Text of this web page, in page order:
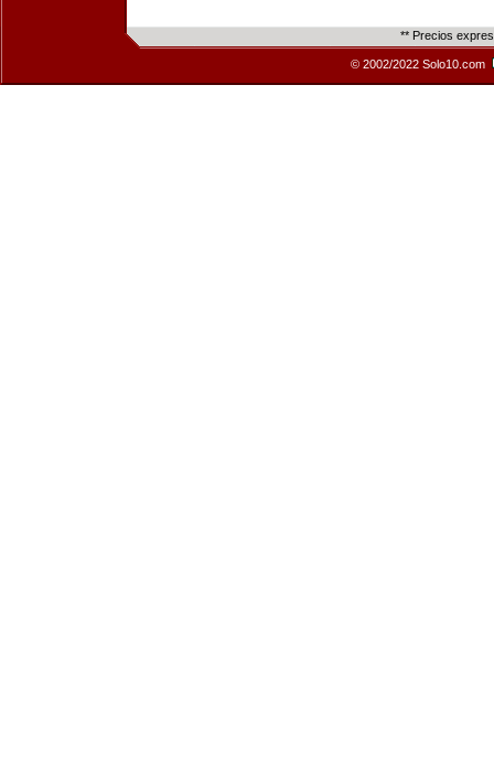
** Precios
© 2002/2022 Solo10.com